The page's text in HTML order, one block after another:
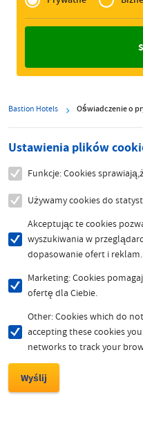
Zakelijk
Bastion Hotels Oświadczenie o
Ustawienia plików
Funkcje: Cookies
Używamy cookies do
Akceptując te cookies
wyszukiwania w
dopasowanie ofert i reklam.
Marketing: Cookies
ofertę dla Ciebie.
Other: Cookies which do
accepting these cookies
networks to track your